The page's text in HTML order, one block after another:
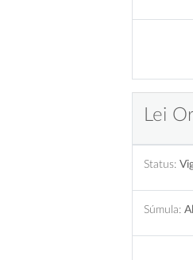
Lei
Status:
Súmula: